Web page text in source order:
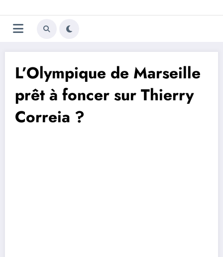
au
contenu
Trivela
L'actualité du football
L’Olympique de Marseille
prêt à foncer sur Thierry
Correia ?